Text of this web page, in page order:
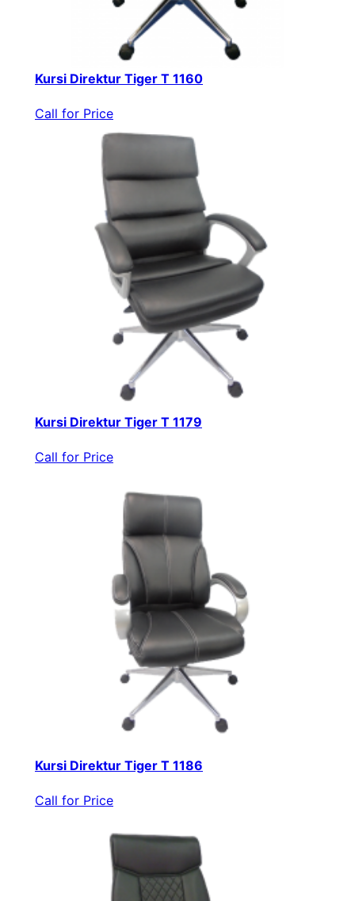
Kursi Direktur Tiger T 1160
Call for Price
Kursi Direktur Tiger T 1179
Call for Price
Kursi Direktur Tiger T 1186
Call for Price